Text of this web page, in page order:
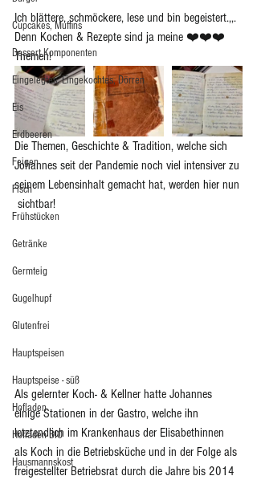
Cupcakes, Muffins
Dessert Komponenten
Eingelegtes, Eingekochtes, Dörren
Eis
Erdbeeren
Feigen
Fisch
Frühstücken
Getränke
Germteig
Gugelhupf
Glutenfrei
Hauptspeisen
Hauptspeise - süß
Hofladen
Hofläden BIO
Hausmannskost
Ich blättere, schmöckere, lese und bin begeistert.,,.
Denn Kochen & Rezepte sind ja meine ❤️❤️❤️
Themen!
Die Themen, Geschichte & Tradition, welche sich
Johannes seit der Pandemie noch viel intensiver zu
seinem Lebensinhalt gemacht hat, werden hier nun
sichtbar!
Als gelernter Koch- & Kellner hatte Johannes
einige Stationen in der Gastro, welche ihn
letztendlich im Krankenhaus der Elisabethinnen
als Koch in die Betriebsküche und in der Folge als
freigestellter Betriebsrat durch die Jahre bis 2014